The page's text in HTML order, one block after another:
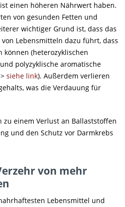
einen höheren Nährwert haben.
von gesunden Fetten und
wichtiger Grund ist, dass das
Lebensmitteln dazu führt, dass
können (heterozyklischen
polyzyklische aromatische
siehe link). Außerdem verlieren
was die Verdauung für
zu einem Verlust an Ballaststoffen
und den Schutz vor Darmkrebs
von mehr
Lebensmittel und